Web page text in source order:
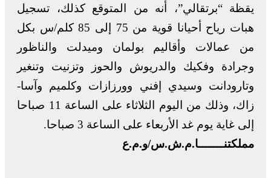
يقظة “برتقالي”، أنه من المتوقع كذلك، تسجيل
هبات رياح أحيانا قوية من 75 إلى 85 كلم/س بكل
من عمالات وأقاليم بولمان وميدلت والناظور
وجرادة وفكيك والدريوش والحوز وتزنيت وتنغير
وتارودانت وسيدي إفني وورزازات وكلميم وآسا-
زاك، وذلك من اليوم الثلاثاء على الساعة 11 صباحا
إلى غاية يوم غد الأربعاء على الساعة 3 صباحا.
مملكتنـــــــا.م.ش.س/و.م.ع